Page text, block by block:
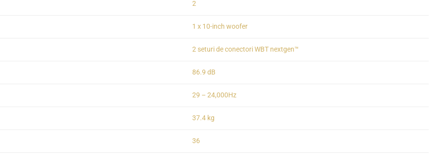
2
1 x 10-inch woofer
2 seturi de conectori WBT nextgen™
86.9 dB
29 – 24,000Hz
37.4 kg
36